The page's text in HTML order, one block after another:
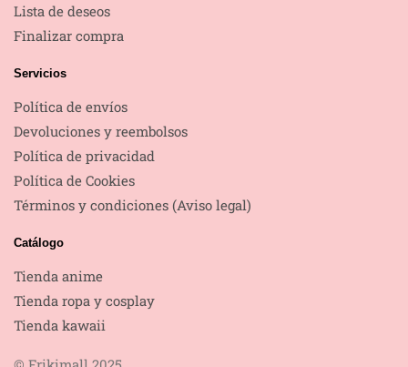
Lista de deseos
Finalizar compra
Servicios
Política de envíos
Devoluciones y reembolsos
Política de privacidad
Política de Cookies
Términos y condiciones (Aviso legal)
Catálogo
Tienda anime
Tienda ropa y cosplay
Tienda kawaii